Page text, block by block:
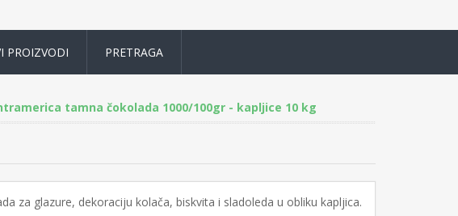
PROIZVODI PRETRAGA
tamna čokolada 1000/100gr - kapljice 10 kg
za glazure, dekoraciju kolača, biskvita i sladoleda u obliku kapljica.